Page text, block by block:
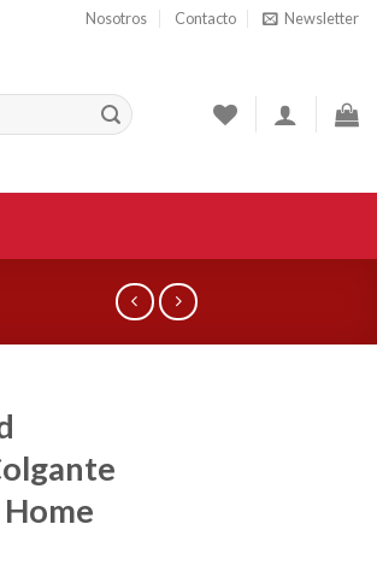
Nosotros Contacto Newsletter